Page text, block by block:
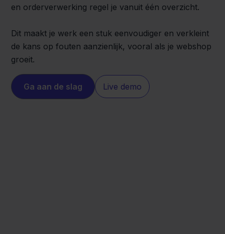
en orderverwerking regel je vanuit één overzicht.
Dit maakt je werk een stuk eenvoudiger en verkleint
de kans op fouten aanzienlijk, vooral als je webshop
groeit.
Ga aan de slag Live demo